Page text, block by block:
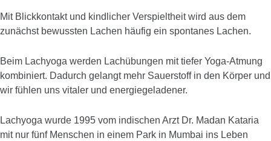
Mit Blickkontakt und kindlicher Verspieltheit wird aus dem
zunächst bewussten Lachen häufig ein spontanes Lachen.
Beim Lachyoga werden Lachübungen mit tiefer Yoga-Atmung
kombiniert. Dadurch gelangt mehr Sauerstoff in den Körper und
wir fühlen uns vitaler und energiegeladener.
Lachyoga wurde 1995 vom indischen Arzt Dr. Madan Kataria
mit nur fünf Menschen in einem Park in Mumbai ins Leben